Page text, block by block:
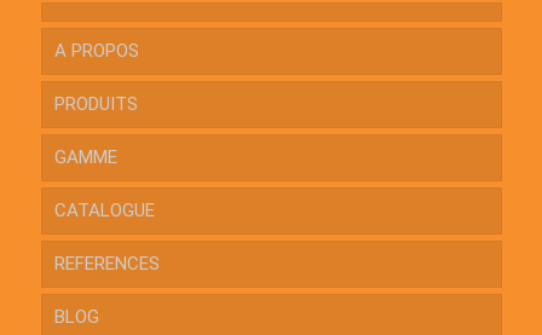
A PROPOS
PRODUITS
GAMME
CATALOGUE
REFERENCES
BLOG